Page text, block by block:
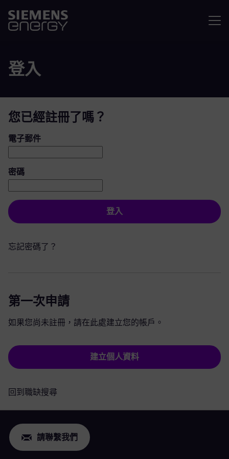
登入
您已經註冊了嗎？
登入：使用者和密碼
電子郵件
密碼
登入
忘記密碼了？
第一次申請
如果您尚未註冊，請在此處建立您的帳戶。
建立個人資料
回到職缺搜尋
請聯繫我們